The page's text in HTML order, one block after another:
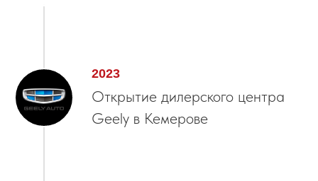
2023
Открытие дилерского центра
Geely в Кемерове